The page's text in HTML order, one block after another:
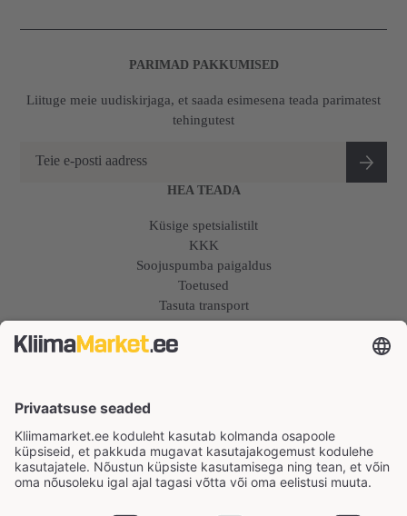
PARIMAD PAKKUMISED
Liituge meie uudiskirjaga, et saada esimesena teada parimatest
tehingutest
Konditsioneerid
Õhk-vesi soojuspumbad
KONTAKT
HEA TEADA
Küsige spetsialistilt
KKK
Soojuspumba paigaldus
Toetused
Tasuta transport
Hinnagarantii